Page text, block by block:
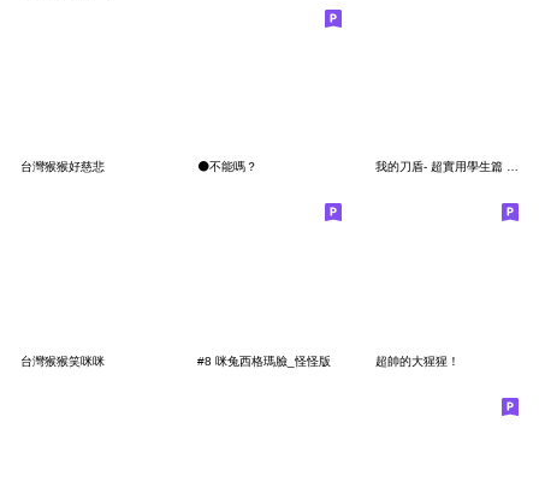
台灣猴猴好慈悲 ⚫不能嗎？ 我的刀盾- 超實用學生篇 - 日常用語
台灣猴猴笑咪咪 #8 咪兔西格瑪臉_怪怪版 超帥的大猩猩！